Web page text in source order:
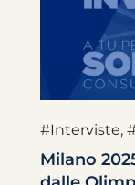
#Interviste,
Milano